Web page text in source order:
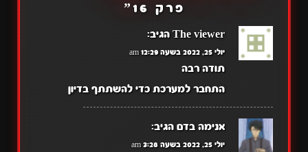
פרק 16
”
The viewer הגיב:
יולי 25, 2022 בשעה 12:29 am
תודה רבה
התחבר למערכת כדי להשתתף בדיון
אנימה בדם הגיב:
יולי 25, 2022 בשעה 3:28 am